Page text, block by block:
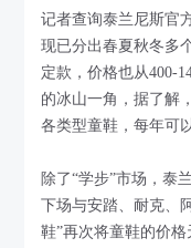
记者查询泰兰尼斯官
现已分出春夏秋冬多
定款，价格也从400-
的冰山一角，据了解
各类型童鞋，每年可
除了“学步”市场，泰
下场与安踏、耐克、
鞋”再次将童鞋的价